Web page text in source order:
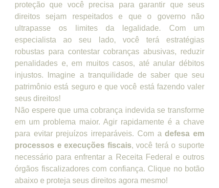
proteção que você precisa para garantir que seus
direitos sejam respeitados e que o governo não
ultrapasse os limites da legalidade. Com um
especialista ao seu lado, você terá estratégias
robustas para contestar cobranças abusivas, reduzir
penalidades e, em muitos casos, até anular débitos
injustos. Imagine a tranquilidade de saber que seu
patrimônio está seguro e que você está fazendo valer
seus direitos!
Não espere que uma cobrança indevida se transforme
em um problema maior. Agir rapidamente é a chave
para evitar prejuízos irreparáveis. Com adefesa em
processos e execuções fiscais, você terá o suporte
necessário para enfrentar a Receita Federal e outros
órgãos fiscalizadores com confiança. Clique no botão
abaixo e proteja seus direitos agora mesmo!